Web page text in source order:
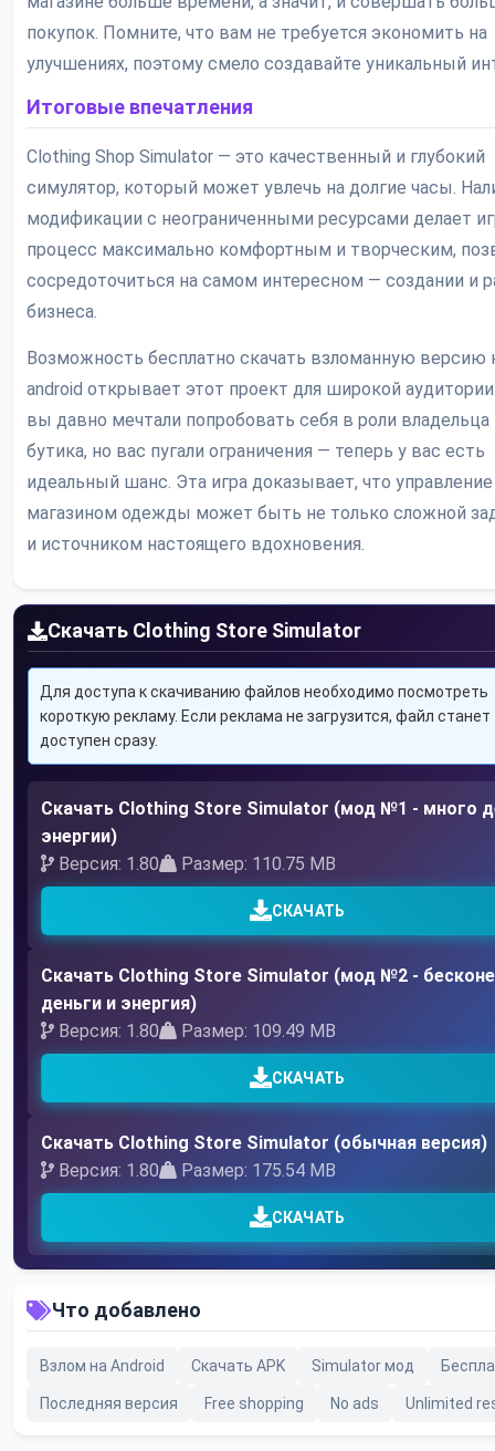
покупок. Помните, что вам не требуется экономить на
улучшениях, поэтому смело создавайте уникальный
Итоговые впечатления
Clothing Shop Simulator — это качественный и глубокий
симулятор, который может увлечь на долгие часы.
модификации с неограниченными ресурсами делает
процесс максимально комфортным и творческим,
сосредоточиться на самом интересном — создании и
бизнеса.
Возможность бесплатно скачать взломанную версию
android открывает этот проект для широкой
вы давно мечтали попробовать себя в роли владельца
бутика, но вас пугали ограничения — теперь у вас есть
идеальный шанс. Эта игра доказывает, что управление
магазином одежды может быть не только сложной
и источником настоящего вдохновения.
Скачать Clothing Store Simulator
Для доступа к скачиванию файлов необходимо посмотреть
короткую рекламу. Если реклама не загрузится, файл станет
доступен сразу.
Скачать Clothing Store Simulator (мод №1 - много
энергии)
Версия: 1.80
Размер: 110.75 MB
СКАЧАТЬ
Скачать Clothing Store Simulator (мод №2 -
деньги и энергия)
Версия: 1.80
Размер: 109.49 MB
СКАЧАТЬ
Скачать Clothing Store Simulator (обычная версия)
Версия: 1.80
Размер: 175.54 MB
СКАЧАТЬ
Что добавлено
Взлом на Android Скачать APK Simulator мод
Последняя версия Free shopping No ads Unlimited